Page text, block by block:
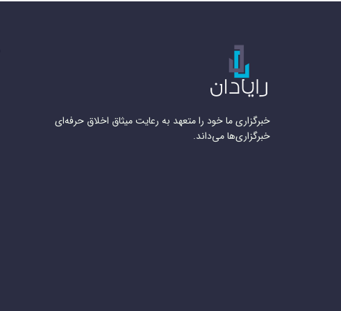
خبرگزاری ما خود را متعهد به رعایت میثاق اخلاق حرفه‌ای
خبرگزاری‌ها می‌داند.